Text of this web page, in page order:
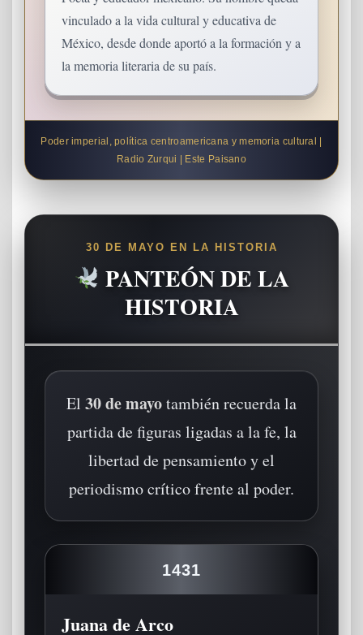
vinculado a la vida cultural y educativa de
México, desde donde aportó a la formación y a
la memoria literaria de su país.
Poder imperial, política centroamericana y memoria cultural |
Radio Zurqui | Este Paisano
30 DE MAYO EN LA HISTORIA
PANTEÓN DE LA
HISTORIA
El 30 de mayotambién recuerda la
partida de figuras ligadas a la fe, la
libertad de pensamiento y el
periodismo crítico frente al poder.
1431
Juana de Arco